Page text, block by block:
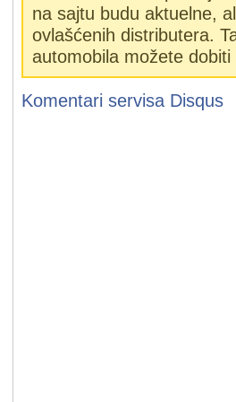
na sajtu budu aktuelne,
ovlašćenih distributera.
automobila možete
Komentari servisa Disqus